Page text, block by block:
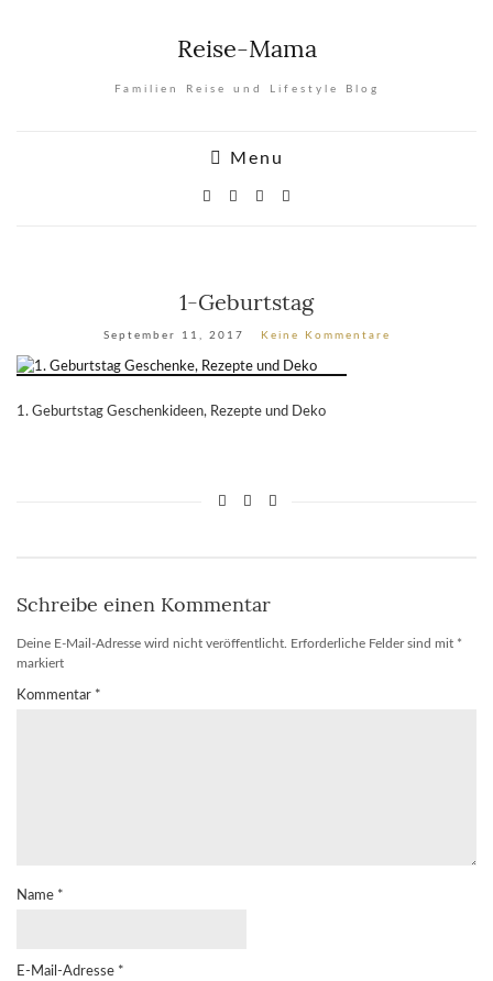
Reise-Mama
Familien Reise und Lifestyle Blog
Menu
1-Geburtstag
September 11, 2017 Keine Kommentare
1. Geburtstag Geschenkideen, Rezepte und Deko
Schreibe einen Kommentar
Deine E-Mail-Adresse wird nicht veröffentlicht. Erforderliche Felder sind mit *
markiert
Kommentar *
Name *
E-Mail-Adresse *